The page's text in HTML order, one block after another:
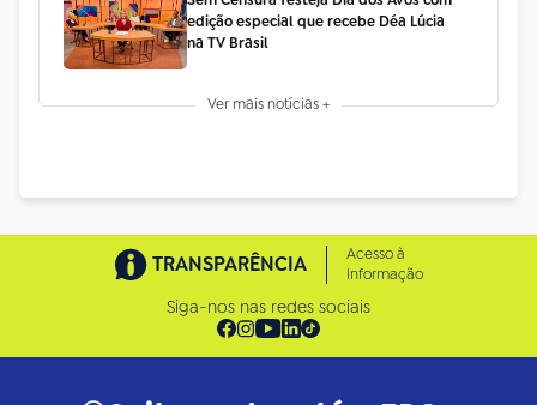
edição especial que recebe Déa Lúcia
na TV Brasil
Ver mais notícias +
TRANSPARÊNCIA
Acesso à
Informação
Siga-nos nas redes sociais